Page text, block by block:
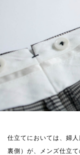
仕立てにおいては、婦
裏側）が、メンズ仕立